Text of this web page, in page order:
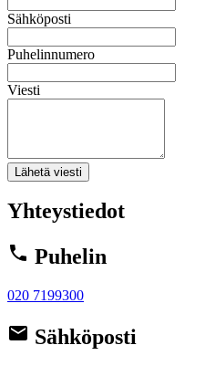
Sähköposti
Puhelinnumero
Viesti
Lähetä viesti
Yhteystiedot
Puhelin
020 7199300
Sähköposti